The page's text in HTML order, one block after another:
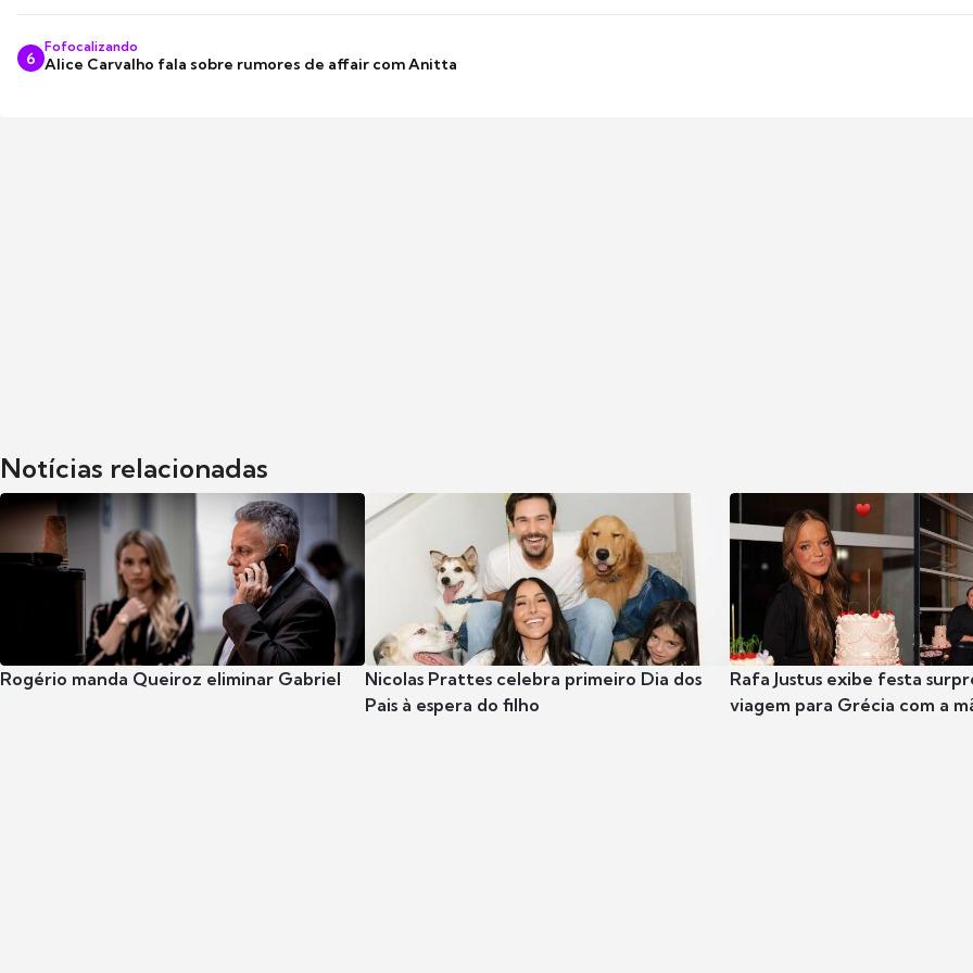
6
Fofocalizando
Alice Carvalho fala sobre rumores de affair com Anitta
Notícias relacionadas
Rogério manda Queiroz eliminar Gabriel
Nicolas Prattes celebra primeiro Dia dos
Pais à espera do filho
Rafa Justus exibe festa
viagem para Grécia com a